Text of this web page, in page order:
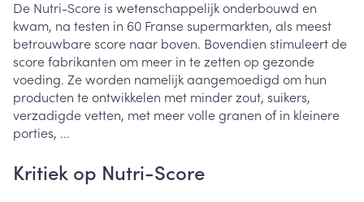
De Nutri-Score is wetenschappelijk onderbouwd en
kwam, na testen in 60 Franse supermarkten, als meest
betrouwbare score naar boven. Bovendien stimuleert de
score fabrikanten om meer in te zetten op gezonde
voeding. Ze worden namelijk aangemoedigd om hun
producten te ontwikkelen met minder zout, suikers,
verzadigde vetten, met meer volle granen of in kleinere
porties, ...
Kritiek op Nutri-Score